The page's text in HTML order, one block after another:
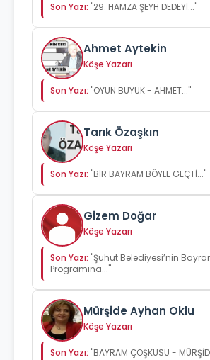
Son Yazı: "29. HAMZA ŞEYH DEDEYİ..."
Ahmet Aytekin
Köşe Yazarı
Son Yazı: "OYUN BÜYÜK - AHMET..."
Tarık Özaşkın
Köşe Yazarı
Son Yazı: "BİR BAYRAM BÖYLE GEÇTİ..."
Gizem Doğar
Köşe Yazarı
Son Yazı: "Şuhut Belediyesi’nin
Programına..."
Mürşide Ayhan Oklu
Köşe Yazarı
Son Yazı: "BAYRAM ÇOŞKUSU -